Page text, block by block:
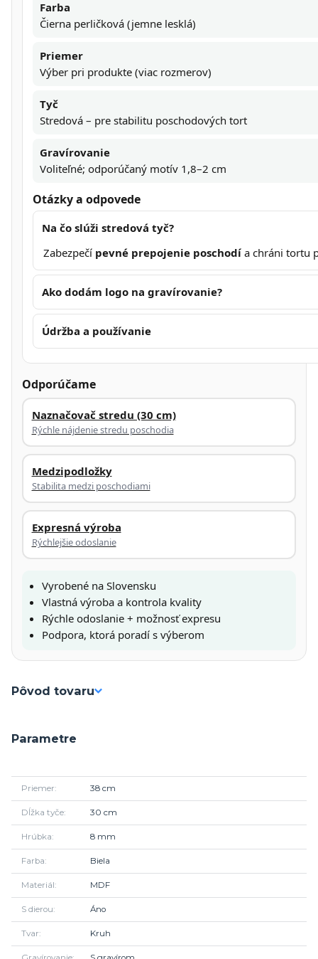
Farba
Čierna perličková (jemne lesklá)
Priemer
Výber pri produkte (viac rozmerov)
Tyč
Stredová – pre stabilitu poschodových tort
Gravírovanie
Voliteľné; odporúčaný motív 1,8–2 cm
Otázky a odpovede
Na čo slúži stredová tyč?
Zabezpečí pevné prepojenie poschodí a chráni tortu
Ako dodám logo na gravírovanie?
Údržba a používanie
Odporúčame
Naznačovač stredu (30 cm)
Rýchle nájdenie stredu poschodia
Medzipodložky
Stabilita medzi poschodiami
Expresná výroba
Rýchlejšie odoslanie
Vyrobené na Slovensku
Vlastná výroba a kontrola kvality
Rýchle odoslanie + možnosť expresu
Podpora, ktorá poradí s výberom
Pôvod tovaru
Parametre
Priemer 38 cm
Dĺžka tyče 30 cm
Hrúbka 8 mm
Farba Biela
Materiál MDF
S dierou Áno
Tvar Kruh